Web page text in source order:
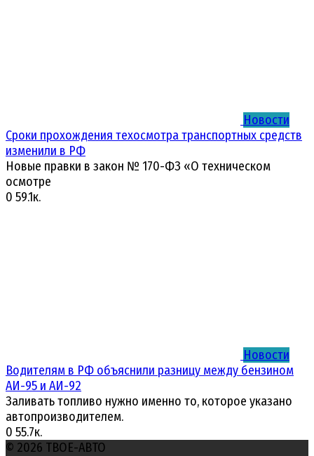
Новости
Сроки прохождения техосмотра транспортных средств
изменили в РФ
Новые правки в закон № 170-ФЗ «О техническом
осмотре
0 59.1к.
Новости
Водителям в РФ объяснили разницу между бензином
АИ-95 и АИ-92
Заливать топливо нужно именно то, которое указано
автопроизводителем.
0 55.7к.
© 2026 ТВОЕ-АВТО